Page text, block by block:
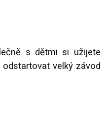
s dětmi si užijete
velký závod